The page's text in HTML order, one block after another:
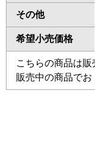
その他
希望小売価格
こちらの商品は販
販売中の商品でお